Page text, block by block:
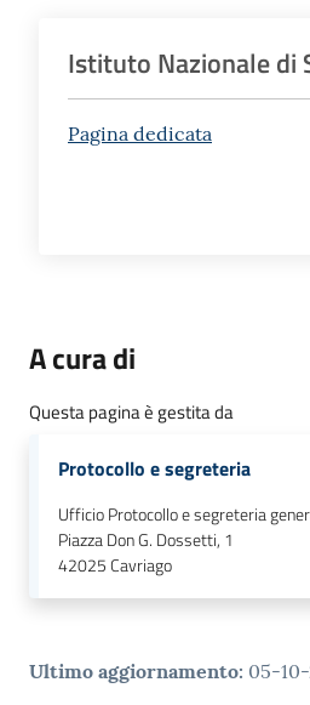
Istituto Nazionale di
Pagina dedicata
A cura di
Questa pagina è gestita da
Protocollo e segreteria
Ufficio Protocollo e segreteria
Piazza Don G. Dossetti, 1
42025Cavriago
Ultimo aggiornamento: 05-10-